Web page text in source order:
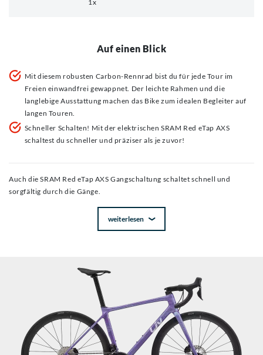
1x
Auf einen Blick
Mit diesem robusten Carbon-Rennrad bist du für jede Tour im
Freien einwandfrei gewappnet. Der leichte Rahmen und die
langlebige Ausstattung machen das Bike zum idealen Begleiter auf
langen Touren.
Schneller Schalten! Mit der elektrischen SRAM Red eTap AXS
schaltest du schneller und präziser als je zuvor!
Auch die SRAM Red eTap AXS Gangschaltung schaltet schnell und
sorgfältig durch die Gänge.
weiterlesen